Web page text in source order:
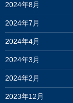
2024年8月
2024年7月
2024年4月
2024年3月
2024年2月
2023年12月